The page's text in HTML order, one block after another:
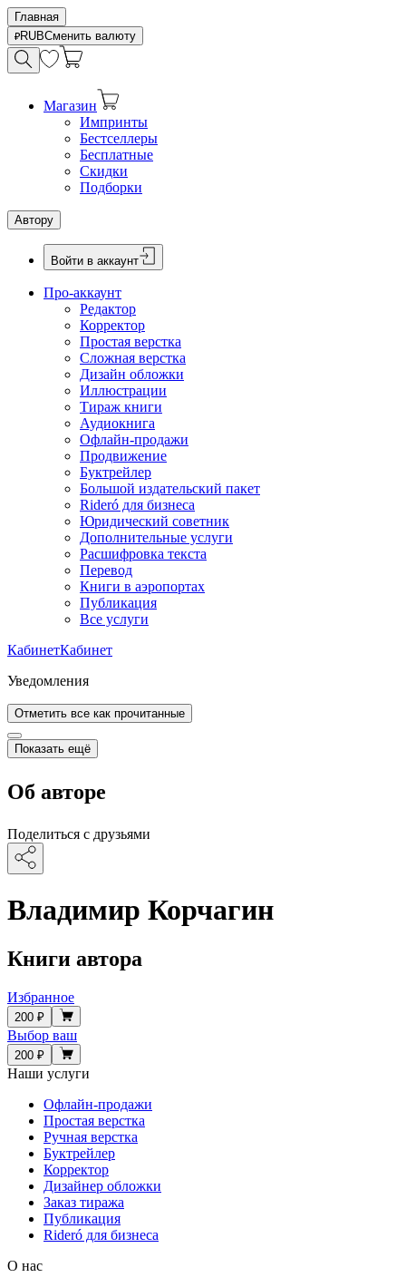
Главная
RUBСменить валюту
Магазин
Импринты
Бестселлеры
Бесплатные
Скидки
Подборки
Автору
Войти в аккаунт
Про-аккаунт
Редактор
Корректор
Простая верстка
Сложная верстка
Дизайн обложки
Иллюстрации
Тираж книги
Аудиокнига
Офлайн-продажи
Продвижение
Буктрейлер
Большой издательский пакет
Rideró для бизнеса
Юридический советник
Дополнительные услуги
Расшифровка текста
Перевод
Книги в аэропортах
Публикация
Все услуги
КабинетКабинет
Уведомления
Отметить все как прочитанные
Показать ещё
Об авторе
Поделиться с друзьями
Владимир Корчагин
Книги автора
Избранное
200 ₽
Выбор ваш
200 ₽
Наши услуги
Офлайн-продажи
Простая верстка
Ручная верстка
Буктрейлер
Корректор
Дизайнер обложки
Заказ тиража
Публикация
Rideró для бизнеса
О нас